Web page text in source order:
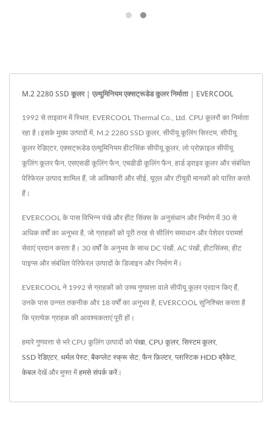
M.2 2280 SSD कूलर | एल्युमिनियम एक्सट्रूडेड कूलर निर्माता | EVERCOOL
1992 से ताइवान में स्थित, EVERCOOL Thermal Co., Ltd. CPU कूलरों का निर्माता
रहा है।इसके मुख्य उत्पादों में, M.2 2280 SSD कूलर, सीपीयू कूलिंग सिस्टम, सीपीयू
कूलर रेडिएटर, एक्सट्रूडेड एल्यूमिनियम हीटसिंक सीपीयू कूलर, लो प्रोफ़ाइल सीपीयू
कूलिंग कूलर फैन, एसएसडी कूलिंग फैन, एचडीडी कूलिंग फैन, हार्ड ड्राइव कूलर और संबंधित
पेरिफेरल उत्पाद शामिल हैं, जो अविष्कारी और सीई, यूएल और टीयूवी मानकों को पारित करते
हैं।
EVERCOOL के पास विभिन्न पंखे और हीट सिंक्स के अनुसंधान और निर्माण में 30 से
अधिक वर्षों का अनुभव है, जो ग्राहकों को पूरी तरह से सीलिंग समाधान और पेशेवर परामर्श
सेवाएं प्रदान करता है। 30 वर्षों के अनुभव के साथ DC पंखों, AC पंखों, हीटसिंक्स, हीट
पाइप्स और संबंधित पेरिफेरल उत्पादों के डिजाइन और निर्माण में।
EVERCOOL ने 1992 से ग्राहकों को उच्च गुणवत्ता वाले सीपीयू कूलर प्रदान किए हैं,
उनके पास उन्नत तकनीक और 18 वर्षों का अनुभव है, EVERCOOL सुनिश्चित करता है
कि प्रत्येक ग्राहक की आवश्यकताएं पूरी हों।
हमारे गुणवत्ता से भरे CPU कूलिंग उत्पादों को पंखा CPU कूलर, सिस्टम कूलर,
SSD रेडिएटर, थर्मल पेस्ट बैकप्लेट स्क्रू सेट फैन फ़िल्टर, प्लास्टिक HDD ब्रैकेट
केबल देखें और मुफ्त मेंहमसे संपर्क करें।